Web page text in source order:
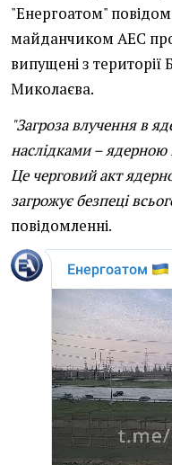
"Енергоатом"
майданчиком АЕС
випущені з території
Миколаєва.
"Загроза влучення в
наслідками –
Це черговий акт
загрожує безпеці
повідомленні.